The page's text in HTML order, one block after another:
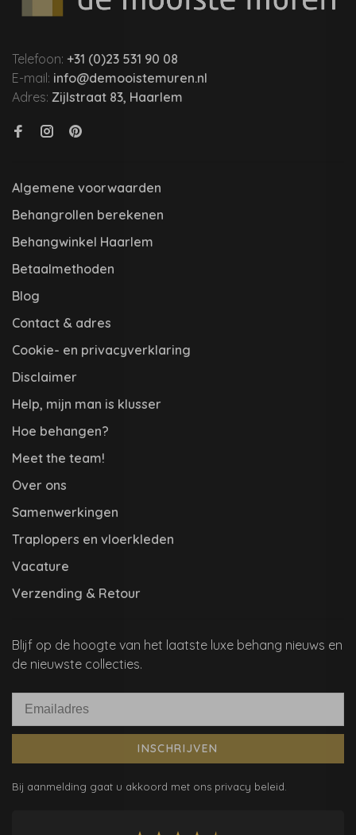
Telefoon: +31 (0)23 531 90 08
E-mail: info@demooistemuren.nl
Adres: Zijlstraat 83, Haarlem
Algemene voorwaarden
Behangrollen berekenen
Behangwinkel Haarlem
Betaalmethoden
Blog
Contact & adres
Cookie- en privacyverklaring
Disclaimer
Help, mijn man is klusser
Hoe behangen?
Meet the team!
Over ons
Samenwerkingen
Traplopers en vloerkleden
Vacature
Verzending & Retour
Blijf op de hoogte van het laatste luxe behang nieuws en
de nieuwste collecties.
INSCHRIJVEN
Bij aanmelding gaat u akkoord met ons privacy beleid.